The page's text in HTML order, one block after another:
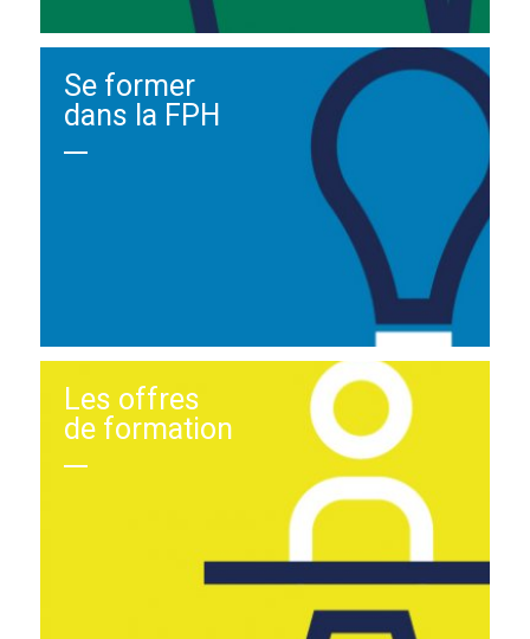
Se former
dans la FPH
Les offres
de formation